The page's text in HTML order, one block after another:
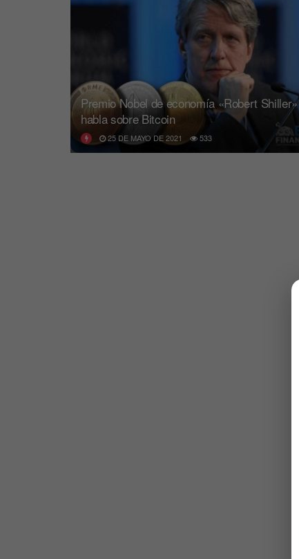
Premio Nobel de economía «Robert Shiller»
habla sobre Bitcoin
25 DE MAYO DE 2021 533